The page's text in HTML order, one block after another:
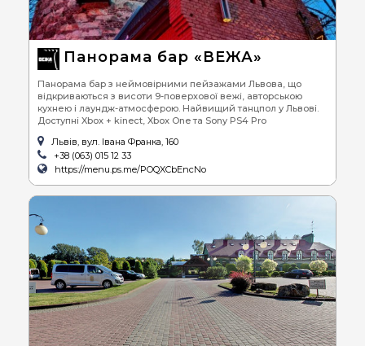
Панорама бар «ВЕЖА»
Панорама бар з неймовірними пейзажами Львова, що
відкриваються з висоти 9-поверхової вежі, авторською
кухнею і лаундж-атмосферою. Найвищий танцпол у Львові.
Доступні Xbox + kinect, Xbox One та Sony PS4 Pro
Львів, вул. Івана Франка, 160
+38 (063) 015 12 33
https://menu.ps.me/POQXCbEncNo